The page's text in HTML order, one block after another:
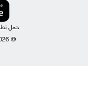
حمل
© 2026 اقرأ - السوق المفتوح